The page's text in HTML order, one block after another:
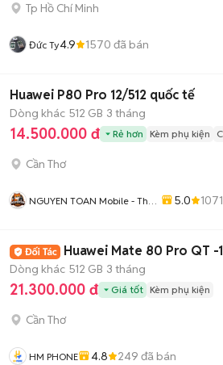
Tp Hồ Chí Minh
Đức Ty4.9 1570 đã bán
Huawei P80 Pro 12/512 quốc tế
Dòng khác 512 GB 3 tháng
14.500.000 đ Rẻ hơn Kèm phụ kiện
Cần Thơ
NGUYEN TOAN Mobile - Thu
5.0 1071
Huawei Mate 80 Pro QT -
Dòng khác 512 GB 3 tháng
21.300.000 đ Giá tốt Kèm phụ kiện
Cần Thơ
HM PHONE 4.8 249 đã bán